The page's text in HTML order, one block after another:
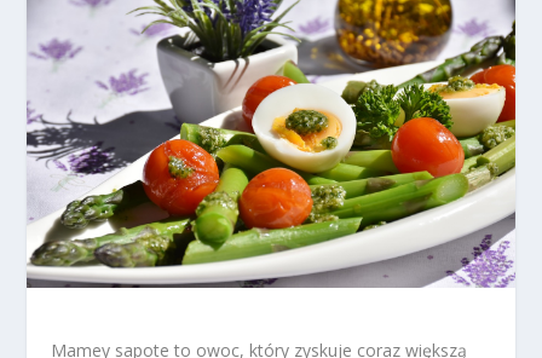
Mamey sapote to owoc, który zyskuje coraz większą